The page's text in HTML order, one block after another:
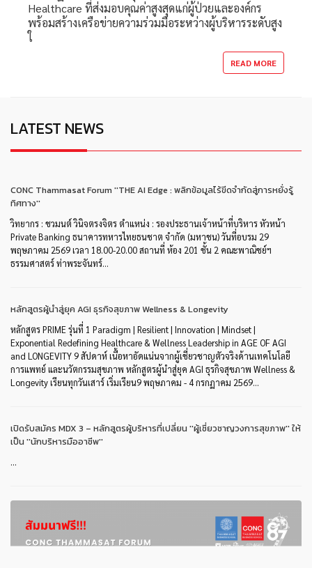
Healthcare ที่ส่งมอบคุณค่าสูงสุดแก่ผู้ป่วยและองค์กร
พร้อมสร้างเครือข่ายความร่วมมือระหว่างผู้บริหารระดับสูง
ใ
READ MORE
LATEST NEWS
CONC Thammasat Forum ''THE AI Edge : พลิกข้อมูลไร้ขีดจำกัดสู่การหยั่งรู้
ทิศทาง''
วิทยากร : ชวมนต์ วินิจตรงจิตร ตำแหน่ง : รองประธานเจ้าหน้าที่บริหาร หัวหน้า
Private Banking ธนาคารทหารไทยธนชาต จำกัด (มหาชน) วันที่อบรม 29
พฤษภาคม 2569 เวลา 18.00-20.00 สถานที่ ห้อง 201 ชั้น 2 คณะพาณิชย์ฯ
ธรรมศาสตร์ ท่าพระจันทร์...
หลักสูตรผู้นําสู่ยุค AGI ธุรกิจสุขภาพ Wellness & Longevity
หลักสูตร PRIME รุ่นที่ 1 Paradigm | Resilient | Innovation | Mindset |
Exponential Redefining Healthcare & Wellness Leadership in AGE OF AGI
and LONGEVITY 9 สัปดาห์ เนื้อหาอัดแน่นจากผู้เชี่ยวชาญตัวจริงด้านเทคโนโลยี
การแพทย์ และนวัตกรรมสุขภาพ หลักสูตรผู้นำสู่ยุค AGI ธุรกิจสุขภาพ Wellness &
Longevity เรียนทุกวันเสาร์ เริ่มเรียน9 พฤษภาคม - 4 กรกฏาคม 2569...
เปิดรับสมัคร MDX 3 – หลักสูตรผู้บริหารที่เปลี่ยน ''ผู้เชี่ยวชาญวงการสุขภาพ'' ให้
เป็น ''นักบริหารมืออาชีพ''
...